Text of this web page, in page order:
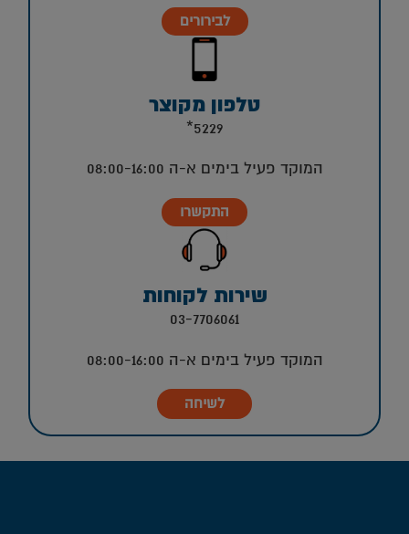
לבירורים
טלפון מקוצר
5229*
המוקד פעיל בימים א-ה 08:00-16:00
התקשרו
שירות לקוחות
03-7706061
המוקד פעיל בימים א-ה 08:00-16:00
לשיחה